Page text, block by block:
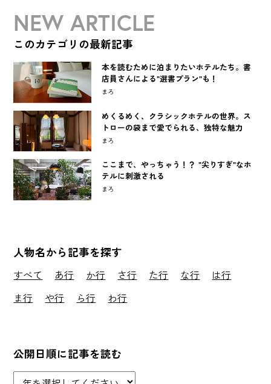
NEW ARTICLE
このカテゴリの最新記事
本を読むために泊まりたいホテルたち。書
店員さんによる"選書プラン"も！
まろ
めくるめく、クラシックホテルの世界。ス
トローの袋まで愛でられる、独特な魅力
まろ
ここまで、やっちゃう！？ "尖りすぎ"なホ
テルに刺激される
まろ
人物名から記事を探す
すべて あ行 か行 さ行 た行 な行
は行
ま行
や行 ら行 わ行
公開日順に記事を読む